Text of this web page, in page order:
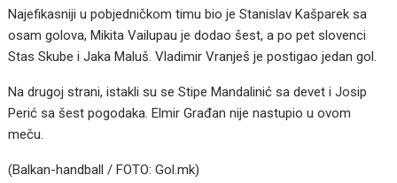
Najefikasniji u pobjedničkom timu bio je Stanislav Kašparek sa
osam golova, Mikita Vailupau je dodao šest, a po pet slovenci
Stas Skube i Jaka Maluš. Vladimir Vranješ je postigao jedan gol.
Na drugoj strani, istakli su se Stipe Mandalinić sa devet i Josip
Perić sa šest pogodaka. Elmir Građan nije nastupio u ovom
meču.
(Balkan-handball / FOTO: Gol.mk)